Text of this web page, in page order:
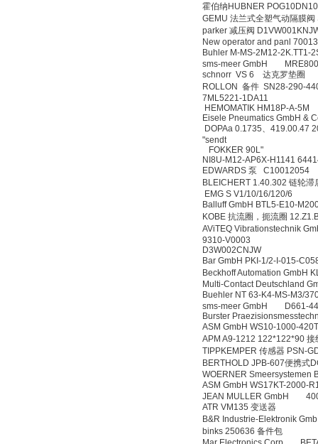
霍伯纳HUBNER
GEMU 法兰式全塑气动隔膜
parker 减压阀
New operator and panl 70013
Buhler M-MS-2M12-2K.TT1-
sms-meer GmbH
schnorr VS 6 达克罗垫圈
ROLLON 备件 SN28-290-
7ML5221-1DA11
HEMOMATIK HM18P-A-5M
Eisele Pneumatics GmbH
DOPAa 0.1735、419.00.47
"sendt
FOKKER 90L"
NI8U-M12-AP6X-H1141
EDWARDS 泵 C10012054
BLEICHERT 1.40.302 链轮滞
EMG S V1/10/16/120/6
Balluff GmbH BTL5-E10-
KOBE 抗流圈，扼流圈
AViTEQ Vibrationstechnik
9310-V0003
D3W002CNJW
Bar GmbH PKI-1/2-I-015-
Beckhoff Automation GmbH
Multi-Contact Deutschland
Buehler NT 63-K4-MS-M3/
sms-meer GmbH D661-
Burster
ASM GmbH WS10-1000-
APM A9-1212 122*122*90 接
TIPPKEMPER 传感器 PSN-
BERTHOLD JPB-607便携式
WOERNER
ASM GmbH WS17KT-2000-
JEAN MULLER GmbH
ATR VM135 变送器
B&R Industrie-Elektronik
binks 250636 备件包